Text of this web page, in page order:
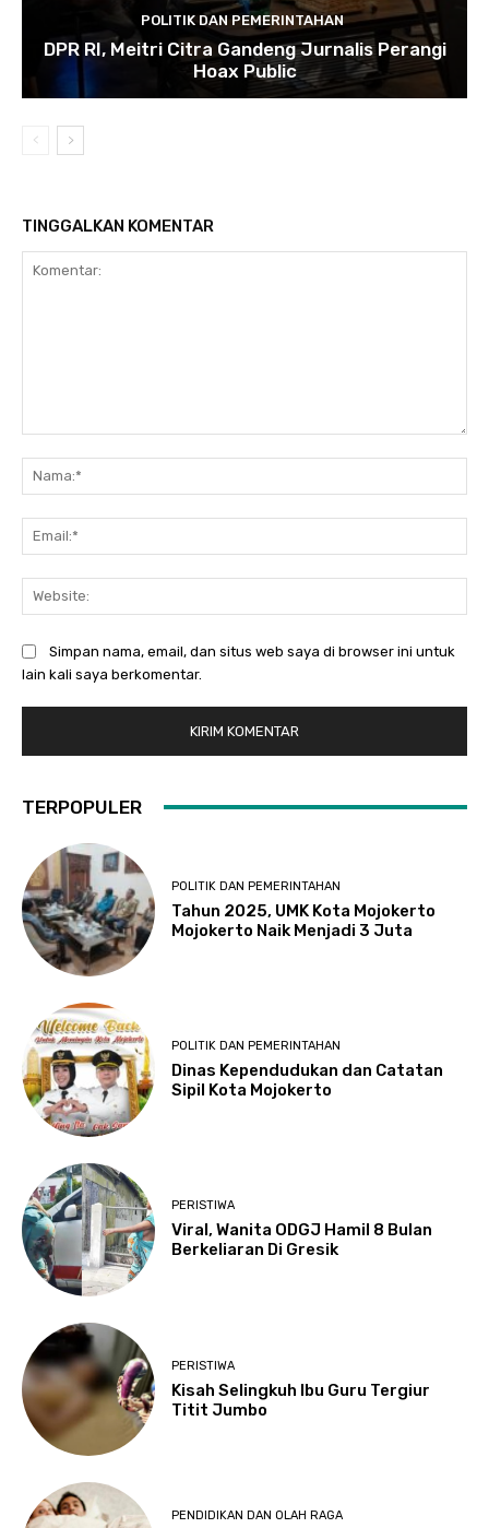
POLITIK DAN PEMERINTAHAN
DPR RI, Meitri Citra Gandeng Jurnalis Perangi
Hoax Public
TINGGALKAN KOMENTAR
Simpan nama, email, dan situs web saya di browser ini untuk
lain kali saya berkomentar.
TERPOPULER
POLITIK DAN PEMERINTAHAN
Tahun 2025, UMK Kota Mojokerto
Mojokerto Naik Menjadi 3 Juta
POLITIK DAN PEMERINTAHAN
Dinas Kependudukan dan Catatan
Sipil Kota Mojokerto
PERISTIWA
Viral, Wanita ODGJ Hamil 8 Bulan
Berkeliaran Di Gresik
PERISTIWA
Kisah Selingkuh Ibu Guru Tergiur
Titit Jumbo
PENDIDIKAN DAN OLAH RAGA